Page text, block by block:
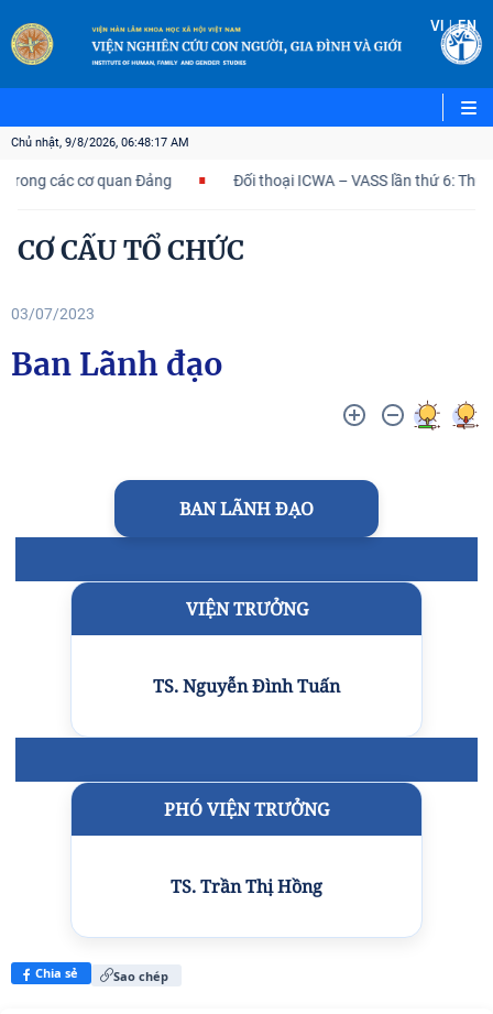
VI |EN
Chủ nhật, 9/8/2026, 06:48:18 AM
các cơ quan Đảng Đối thoại ICWA – VASS lần thứ 6: Thúc
CƠ CẤU TỔ CHỨC
03/07/2023
Ban Lãnh đạo
BAN LÃNH ĐẠO
VIỆN TRƯỞNG
TS. Nguyễn Đình Tuấn
PHÓ VIỆN TRƯỞNG
TS. Trần Thị Hồng
Chia sẻ Sao chép